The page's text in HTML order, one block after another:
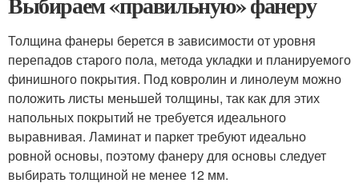
Толщина фанеры берется в зависимости от уровня
перепадов старого пола, метода укладки и планируемого
финишного покрытия. Под ковролин и линолеум можно
положить листы меньшей толщины, так как для этих
напольных покрытий не требуется идеального
выравнивая. Ламинат и паркет требуют идеально
ровной основы, поэтому фанеру для основы следует
выбирать толщиной не менее 12 мм.